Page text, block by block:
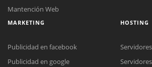
Mantención Web
MARKETING
Publicidad en facebook
Publicidad en google
HOSTING